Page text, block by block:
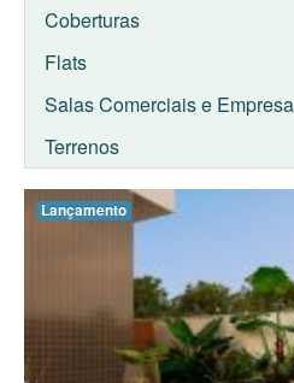
Coberturas
Flats
Salas Comerciais e
Terrenos
Lançamento